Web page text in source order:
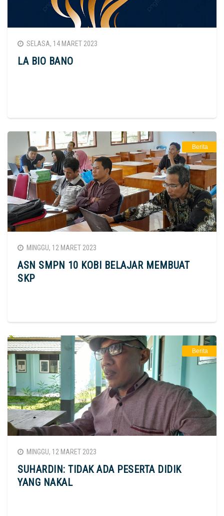
SELASA, 14 MARET 2023
LA BIO BANO
Berita
MINGGU, 12 MARET 2023
ASN SMPN 10 KOBI BELAJAR MEMBUAT
SKP
Berita
MINGGU, 12 MARET 2023
SUHARDIN: TIDAK ADA PESERTA DIDIK
YANG NAKAL